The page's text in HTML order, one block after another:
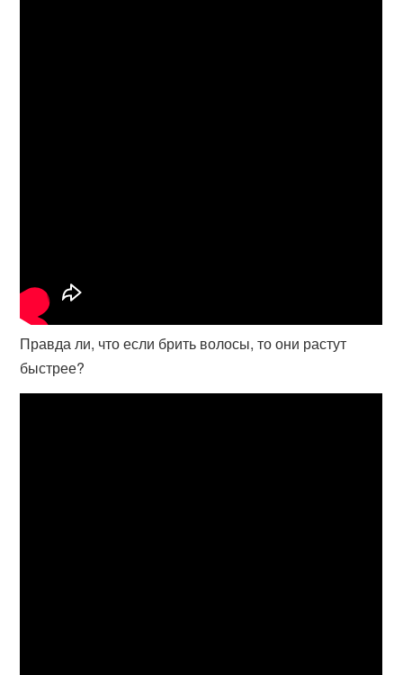
Правда ли, что если брить волосы, то они растут
быстрее?